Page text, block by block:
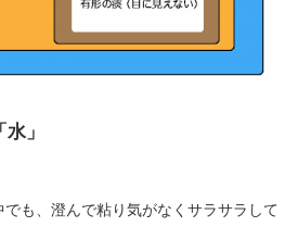
」
も、澄んで粘り気がなくサラサラして